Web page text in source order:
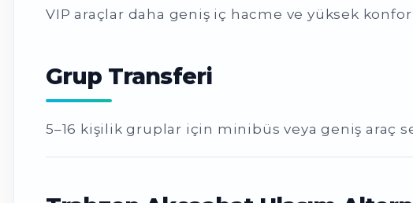
VIP araçlar daha geniş iç hacme ve yüksek
Grup Transferi
5–16 kişilik gruplar için minibüs veya geniş araç